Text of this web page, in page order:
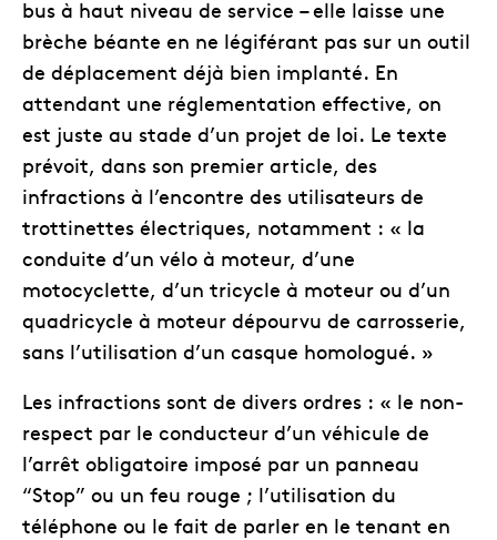
bus à haut niveau de service – elle laisse une
brèche béante en ne légiférant pas sur un outil
de déplacement déjà bien implanté. En
attendant une réglementation effective, on
est juste au stade d’un projet de loi. Le texte
prévoit, dans son premier article, des
infractions à l’encontre des utilisateurs de
trottinettes électriques, notamment : « la
conduite d’un vélo à moteur, d’une
motocyclette, d’un tricycle à moteur ou d’un
quadricycle à moteur dépourvu de carrosserie,
sans l’utilisation d’un casque homologué. »
Les infractions sont de divers ordres : « le non-
respect par le conducteur d’un véhicule de
l’arrêt obligatoire imposé par un panneau
“Stop” ou un feu rouge ; l’utilisation du
téléphone ou le fait de parler en le tenant en